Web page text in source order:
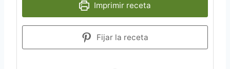
Imprimir receta
Fijar la receta